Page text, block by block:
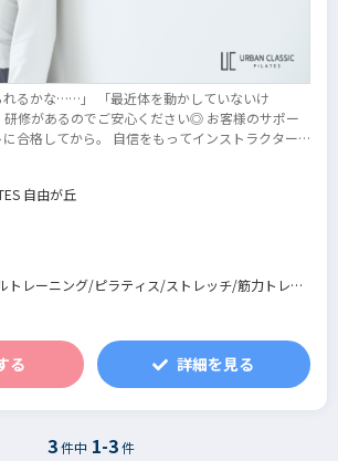
れるかな……」 「最近体を動かしていないけ
るのでご安心ください◎ お客様のサポー
合格してから。 自信をもってインストラクター
自由が丘
トレーニング/ピラティス/ストレッチ/筋力トレー
ジメント･店舗運営/フィットネス全般
。面接時に詳細をご説明させていただきます
業代20時間分（2万9188円～含む。超過分別途支
月に変更あり。給与に変更あり。
る 詳細を見る
3件中 1-3件